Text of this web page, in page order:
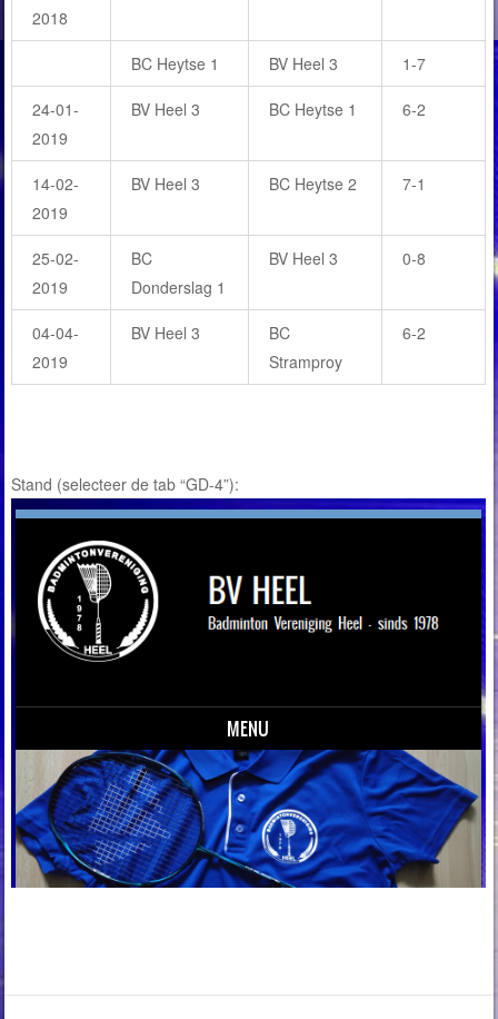
2018
BC Heytse 1 BV Heel 3 1-7
24-01-
2019
BV Heel 3 BC Heytse 1 6-2
14-02-
2019
BV Heel 3 BC Heytse 2 7-1
25-02-
2019
BC
Donderslag 1
BV Heel 3 0-8
04-04-
2019
BV Heel 3
BC
Stramproy
6-2
Stand (selecteer de tab “GD-4”):